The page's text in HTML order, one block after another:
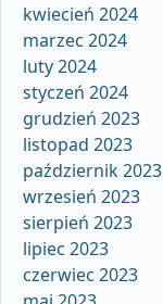
kwiecień 2024
marzec 2024
luty 2024
styczeń 2024
grudzień 2023
listopad 2023
październik 2023
wrzesień 2023
sierpień 2023
lipiec 2023
czerwiec 2023